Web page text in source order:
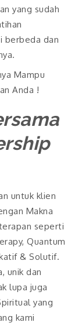
yang sudah
berbeda dan
Mampu
Anda !
untuk klien
Makna
seperti
Quantum
& Solutif.
unik dan
lupa juga
yang
kami